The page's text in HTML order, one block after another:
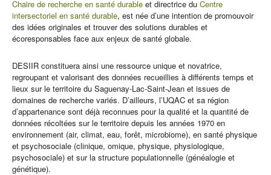
Chaire de recherche en santé durable et directrice du Centre
intersectoriel en santé durable, est née d’une intention de promouvoir
des idées originales et trouver des solutions durables et
écoresponsables face aux enjeux de santé globale.
DESIIR constituera ainsi une ressource unique et novatrice,
regroupant et valorisant des données recueillies à différents temps et
lieux sur le territoire du Saguenay-Lac-Saint-Jean et issues de
domaines de recherche variés. D’ailleurs, l’UQAC et sa région
d’appartenance sont déjà reconnues pour la qualité et la quantité de
données récoltées sur le territoire depuis les années 1970 en
environnement (air, climat, eau, forêt, microbiome), en santé physique
et psychosociale (clinique, omique, physique, physiologique,
psychosociale) et sur la structure populationnelle (généalogie et
génétique).